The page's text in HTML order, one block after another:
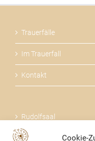
Cookie-
Trauerfälle
Im Trauerfall
Kontakt
Rudolfsaal
Über uns